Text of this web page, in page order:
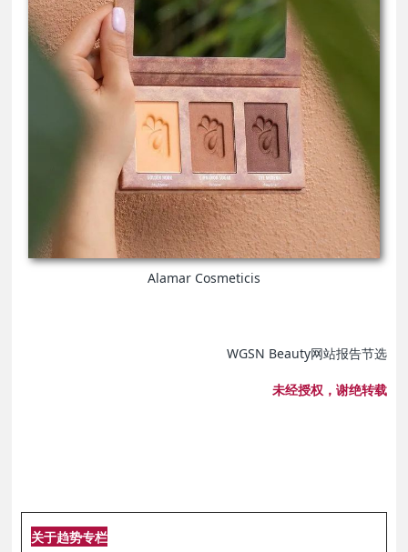
Alamar Cosmeticis
WGSN Beauty网站报告节选
未经授权，谢绝转载
关于趋势专栏